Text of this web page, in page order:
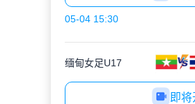
05-04 15:30
缅甸女足U17
即